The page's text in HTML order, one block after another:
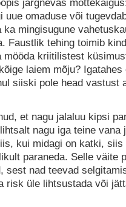
järgnevas
uue omaduse või
mingisugune
Faustlik tehing toimib
mööda kriitilistest
laiem mõju? Igatahes
siiski pole head vastust
et nagu jalaluu kipsi
nagu iga teine vana
kui midagi on katki, siis
paraneda. Selle väite
sest nad teevad
risk üle lihtsustada või